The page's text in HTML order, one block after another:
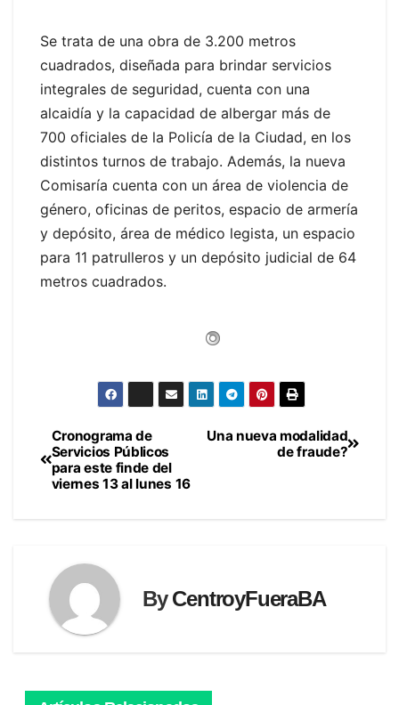
Se trata de una obra de 3.200 metros
cuadrados, diseñada para brindar servicios
integrales de seguridad, cuenta con una
alcaidía y la capacidad de albergar más de
700 oficiales de la Policía de la Ciudad, en los
distintos turnos de trabajo. Además, la nueva
Comisaría cuenta con un área de violencia de
género, oficinas de peritos, espacio de armería
y depósito, área de médico legista, un espacio
para 11 patrulleros y un depósito judicial de 64
metros cuadrados.
Navegación
de
Una nueva modalidad
de fraude?
Cronograma de
Servicios Públicos
para este finde del
viernes 13 al lunes 16
ByCentroyFueraBA